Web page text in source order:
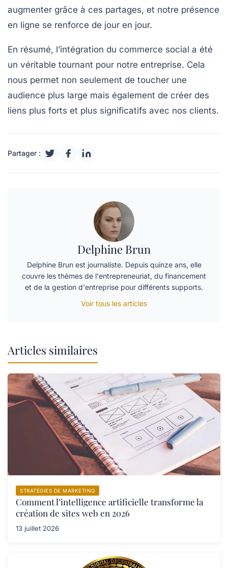
augmenter grâce à ces partages, et notre présence
en ligne se renforce de jour en jour.
En résumé, l’intégration du commerce social a été
un véritable tournant pour notre entreprise. Cela
nous permet non seulement de toucher une
audience plus large mais également de créer des
liens plus forts et plus significatifs avec nos clients.
Partager :
Delphine Brun
Delphine Brun est journaliste. Depuis quinze ans, elle
couvre les thèmes de l'entrepreneuriat, du financement
et de la gestion d'entreprise pour différents supports.
Voir tous les articles
Articles similaires
STRATÉGIES DE MARKETING
Comment l’intelligence artificielle transforme la
création de sites web en 2026
13 juillet 2026